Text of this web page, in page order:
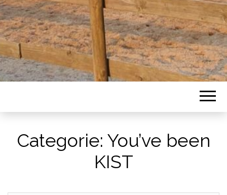
Categorie: You’ve been
KIST